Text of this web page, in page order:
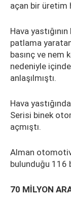
açan bir üretim
Hava
patlama
basınç ve nem
nedeniyle
anlaşılmıştı.
Hava
Serisi binek
açmıştı.
Alman otomotiv
bulunduğu 116
70 MİLYON